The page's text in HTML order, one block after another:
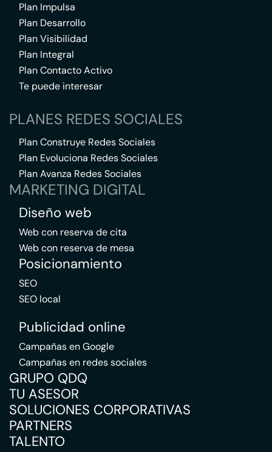
Plan Impulsa
Plan Desarrollo
Plan Visibilidad
Plan Integral
Plan Contacto Activo
Te puede interesar
PLANES REDES SOCIALES
Plan Construye Redes Sociales
Plan Evoluciona Redes Sociales
Plan Avanza Redes Sociales
MARKETING DIGITAL
Diseño web
Web con reserva de cita
Web con reserva de mesa
Posicionamiento
SEO
SEO local
Publicidad online
Campañas en Google
Campañas en redes sociales
GRUPO QDQ
TU ASESOR
SOLUCIONES CORPORATIVAS
PARTNERS
TALENTO